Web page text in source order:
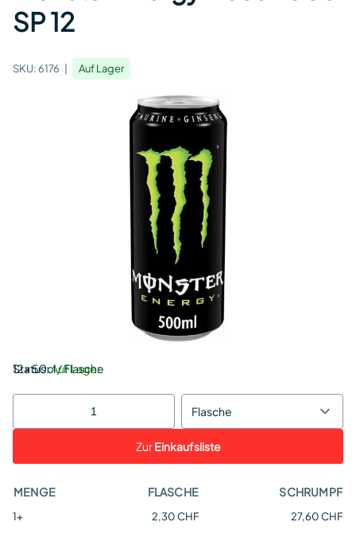
SP 12
SKU:6176 Auf Lager
Status:Auf Lager
12 x 50cl / Flasche
Flasche
ZurEinkaufsliste
MENGE FLASCHE SCHRUMPF
1+ 2,30 CHF 27,60 CHF